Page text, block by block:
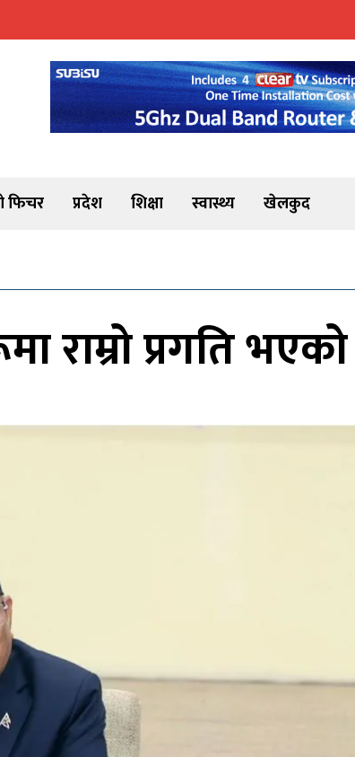
फिचर प्रदेश शिक्षा स्वास्थ्य खेलकुद
प्रगति भएको